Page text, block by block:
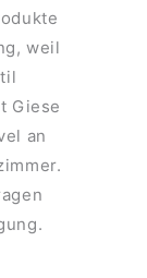
weil
Giese
an